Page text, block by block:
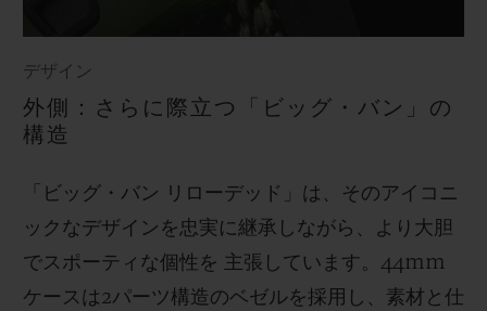
デザイン
外側：さらに際立つ「ビッグ・バン」の
構造
「ビッグ・バン リローデッド」は、そのアイコニ
ックなデザインを忠実に継承しながら、より大胆
でスポーティな個性を 主張しています。44mm
ケースは2パーツ構造のベゼルを採用し、素材と仕